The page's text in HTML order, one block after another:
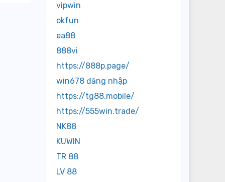
vipwin
okfun
ea88
888vi
https://888p.page/
win678 đăng nhập
https://tg88.mobile/
https://555win.trade/
NK88
KUWIN
TR 88
LV 88